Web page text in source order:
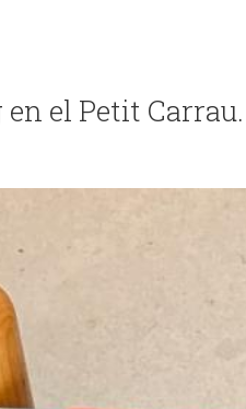
el Petit Carrau.